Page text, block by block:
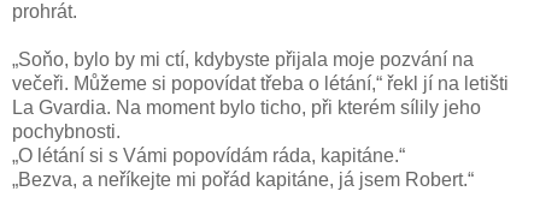
prohrát.
„Soňo, bylo by mi ctí, kdybyste přijala moje pozvání na
večeři. Můžeme si popovídat třeba o létání,“ řekl jí na letišti
La Gvardia. Na moment bylo ticho, při kterém sílily jeho
pochybnosti.
„O létání si s Vámi popovídám ráda, kapitáne.“
„Bezva, a neříkejte mi pořád kapitáne, já jsem Robert.“